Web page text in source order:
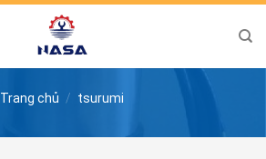
Trang chủ / tsurumi